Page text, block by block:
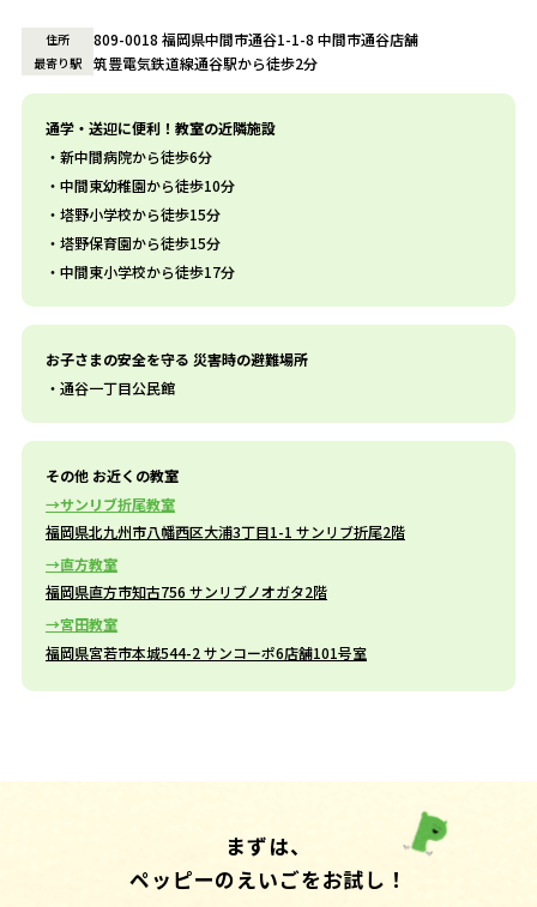
住所 809-0018 福岡県中間市通谷1-1-8 中間市通谷店舗
最寄り駅 筑豊電気鉄道線通谷駅から徒歩2分
通学・送迎に便利！教室の近隣施設
新中間病院から徒歩6分
中間東幼稚園から徒歩10分
塔野小学校から徒歩15分
塔野保育園から徒歩15分
中間東小学校から徒歩17分
お子さまの安全を守る 災害時の避難場所
通谷一丁目公民館
その他 お近くの教室
サンリブ折尾教室
福岡県北九州市八幡西区大浦3丁目1-1 サンリブ折尾2階
直方教室
福岡県直方市知古756 サンリブノオガタ2階
宮田教室
福岡県宮若市本城544-2 サンコーポ6店舗101号室
まずは、
ペッピーのえいごをお試し！